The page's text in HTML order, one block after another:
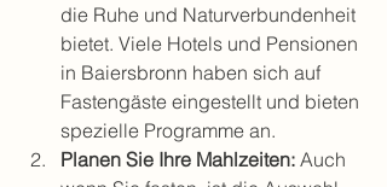
die Ruhe und Naturverbundenheit
bietet. Viele Hotels und Pensionen
in Baiersbronn haben sich auf
Fastengäste eingestellt und bieten
spezielle Programme an.
Planen Sie Ihre Mahlzeiten: Auch